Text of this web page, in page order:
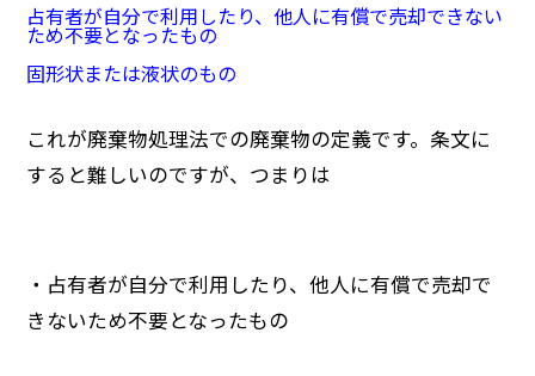
占有者が自分で利用したり、他人に有償で売却できない
ため不要となったもの
固形状または液状のもの
これが廃棄物処理法での廃棄物の定義です。条文に
すると難しいのですが、つまりは
・占有者が自分で利用したり、他人に有償で売却で
きないため不要となったもの